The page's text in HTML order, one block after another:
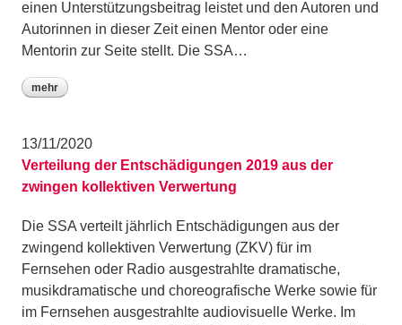
einen Unterstützungsbeitrag leistet und den Autoren und
Autorinnen in dieser Zeit einen Mentor oder eine
Mentorin zur Seite stellt. Die SSA…
mehr
13/11/2020
Verteilung der Entschädigungen 2019 aus der
zwingen kollektiven Verwertung
Die SSA verteilt jährlich Entschädigungen aus der
zwingend kollektiven Verwertung (ZKV) für im
Fernsehen oder Radio ausgestrahlte dramatische,
musikdramatische und choreografische Werke sowie für
im Fernsehen ausgestrahlte audiovisuelle Werke. Im